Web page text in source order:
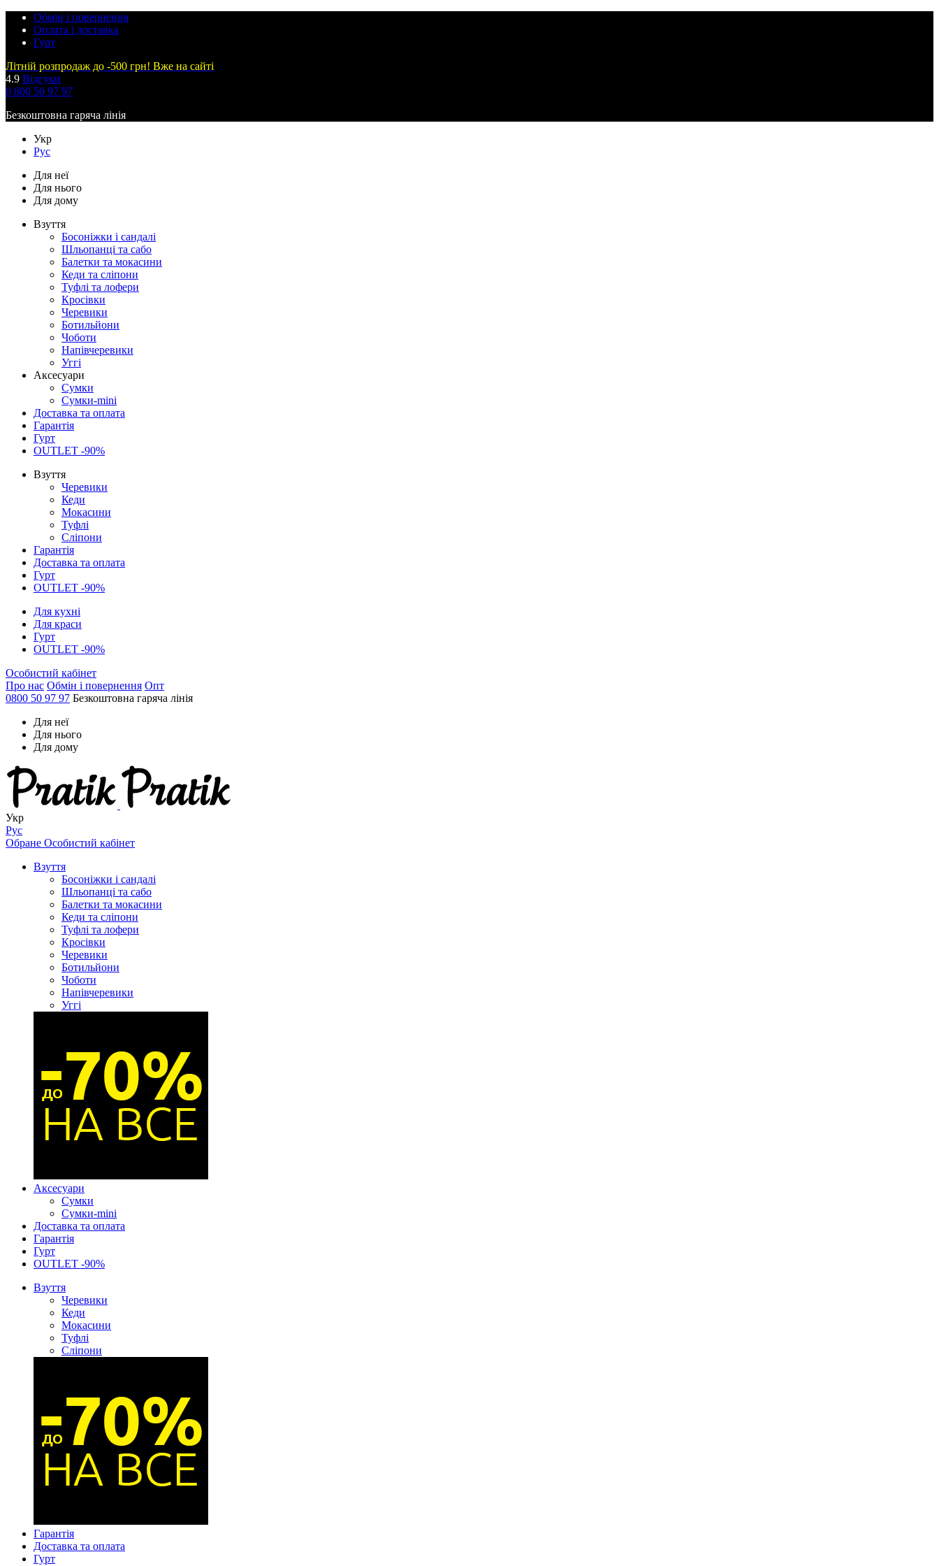
Обмін і повернення
Оплата і доставка
Гурт
Літній розпродаж до -500 грн! Вже на сайті
4.9 Відгуки
0 800 50 97 97
Безкоштовна гаряча лінія
Укр
Рус
Для неї
Для нього
Для дому
Взуття
Босоніжки і сандалі
Шльопанці та сабо
Балетки та мокасини
Кеди та сліпони
Туфлі та лофери
Кросівки
Черевики
Ботильйони
Чоботи
Напівчеревики
Уггі
Аксесуари
Сумки
Сумки-mini
Доставка та оплата
Гарантія
Гурт
OUTLET -90%
Взуття
Черевики
Кеди
Мокасини
Туфлі
Сліпони
Гарантія
Доставка та оплата
Гурт
OUTLET -90%
Для кухні
Для краси
Гурт
OUTLET -90%
Особистий кабінет
Про нас Обмін і повернення Опт
0800 50 97 97 Безкоштовна гаряча лінія
Для неї
Для нього
Для дому
Укр
Рус
Обране Особистий кабінет
Взуття
Босоніжки і сандалі
Шльопанці та сабо
Балетки та мокасини
Кеди та сліпони
Туфлі та лофери
Кросівки
Черевики
Ботильйони
Чоботи
Напівчеревики
Уггі
Аксесуари
Сумки
Сумки-mini
Доставка та оплата
Гарантія
Гурт
OUTLET -90%
Взуття
Черевики
Кеди
Мокасини
Туфлі
Сліпони
Гарантія
Доставка та оплата
Гурт